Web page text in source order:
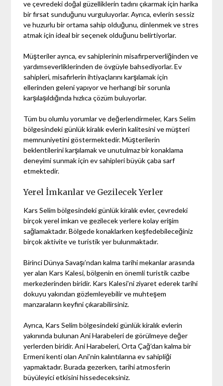
ve çevredeki doğal güzelliklerin tadını çıkarmak için harika
bir fırsat sunduğunu vurguluyorlar. Ayrıca, evlerin sessiz
ve huzurlu bir ortama sahip olduğunu, dinlenmek ve stres
atmak için ideal bir seçenek olduğunu belirtiyorlar.
Müşteriler ayrıca, ev sahiplerinin misafirperverliğinden ve
yardımseverliklerinden de övgüyle bahsediyorlar. Ev
sahipleri, misafirlerin ihtiyaçlarını karşılamak için
ellerinden geleni yapıyor ve herhangi bir sorunla
karşılaşıldığında hızlıca çözüm buluyorlar.
Tüm bu olumlu yorumlar ve değerlendirmeler, Kars Selim
bölgesindeki günlük kiralık evlerin kalitesini ve müşteri
memnuniyetini göstermektedir. Müşterilerin
beklentilerini karşılamak ve unutulmaz bir konaklama
deneyimi sunmak için ev sahipleri büyük çaba sarf
etmektedir.
Yerel İmkanlar ve Gezilecek Yerler
Kars Selim bölgesindeki günlük kiralık evler, çevredeki
birçok yerel imkan ve gezilecek yerlere kolay erişim
sağlamaktadır. Bölgede konaklarken keşfedebileceğiniz
birçok aktivite ve turistik yer bulunmaktadır.
Birinci Dünya Savaşı’ndan kalma tarihi mekanlar arasında
yer alan Kars Kalesi, bölgenin en önemli turistik cazibe
merkezlerinden biridir. Kars Kalesi’ni ziyaret ederek tarihi
dokuyu yakından gözlemleyebilir ve muhteşem
manzaraların keyfini çıkarabilirsiniz.
Ayrıca, Kars Selim bölgesindeki günlük kiralık evlerin
yakınında bulunan Ani Harabeleri de görülmeye değer
yerlerden biridir. Ani Harabeleri, Orta Çağ’dan kalma bir
Ermeni kenti olan Ani’nin kalıntılarına ev sahipliği
yapmaktadır. Burada gezerken, tarihi atmosferin
büyüleyici etkisini hissedeceksiniz.